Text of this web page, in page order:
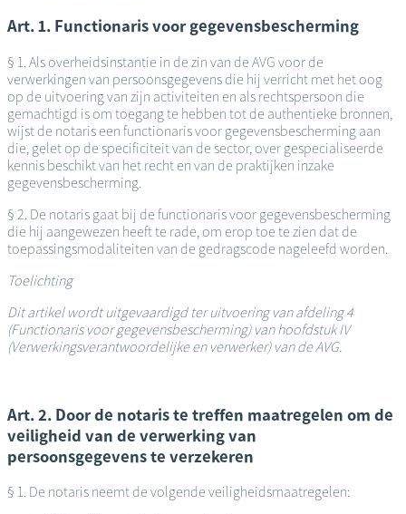
Art. 1. Functionaris voor gegevensbescherming
§ 1. Als overheidsinstantie in de zin van de AVG voor de
verwerkingen van persoonsgegevens die hij verricht met het oog
op de uitvoering van zijn activiteiten en als rechtspersoon die
gemachtigd is om toegang te hebben tot de authentieke bronnen,
wijst de notaris een functionaris voor gegevensbescherming aan
die, gelet op de specificiteit van de sector, over gespecialiseerde
kennis beschikt van het recht en van de praktijken inzake
gegevensbescherming.
§ 2. De notaris gaat bij de functionaris voor gegevensbescherming
die hij aangewezen heeft te rade, om erop toe te zien dat de
toepassingsmodaliteiten van de gedragscode nageleefd worden.
Toelichting
Dit artikel wordt uitgevaardigd ter uitvoering van afdeling 4
(Functionaris voor gegevensbescherming) van hoofdstuk IV
(Verwerkingsverantwoordelijke en verwerker) van de AVG.
Art. 2. Door de notaris te treffen maatregelen om de
veiligheid van de verwerking van
persoonsgegevens te verzekeren
§ 1. De notaris neemt de volgende veiligheidsmaatregelen: